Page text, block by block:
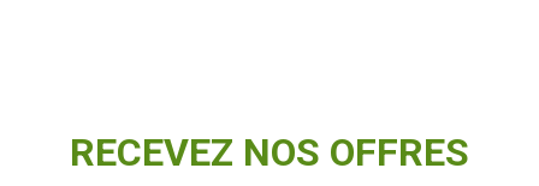
RECEVEZ NOS OFFRES